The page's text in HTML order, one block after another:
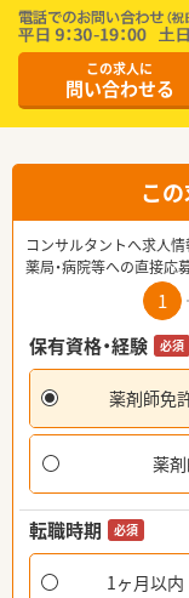
この求人に
問い合わせる
こ
コンサルタントへ求人
薬局・病院等への直接応
1
保有資格・経験
必須
薬剤師免
薬剤
転職時期 必須
1ヶ月以内